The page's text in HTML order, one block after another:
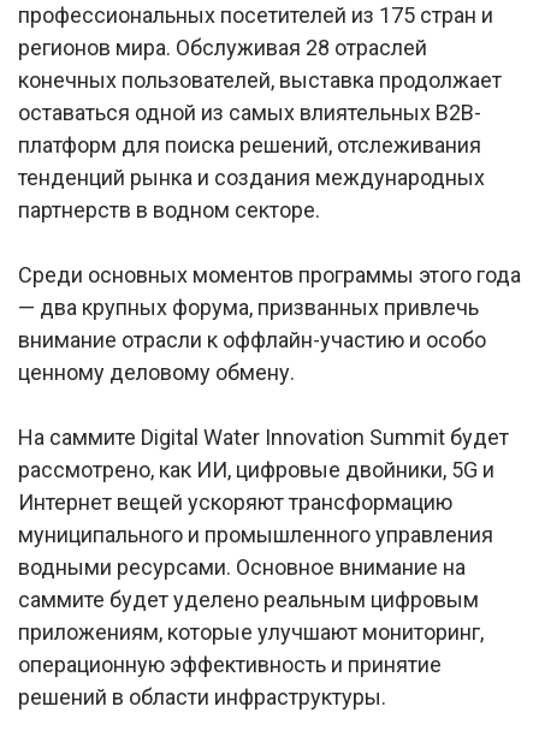
профессиональных посетителей из 175 стран и
регионов мира. Обслуживая 28 отраслей
конечных пользователей, выставка продолжает
оставаться одной из самых влиятельных B2B-
платформ для поиска решений, отслеживания
тенденций рынка и создания международных
партнерств в водном секторе.
Среди основных моментов программы этого года
— два крупных форума, призванных привлечь
внимание отрасли к оффлайн-участию и особо
ценному деловому обмену.
На саммите Digital Water Innovation Summit будет
рассмотрено, как ИИ, цифровые двойники, 5G и
Интернет вещей ускоряют трансформацию
муниципального и промышленного управления
водными ресурсами. Основное внимание на
саммите будет уделено реальным цифровым
приложениям, которые улучшают мониторинг,
операционную эффективность и принятие
решений в области инфраструктуры.